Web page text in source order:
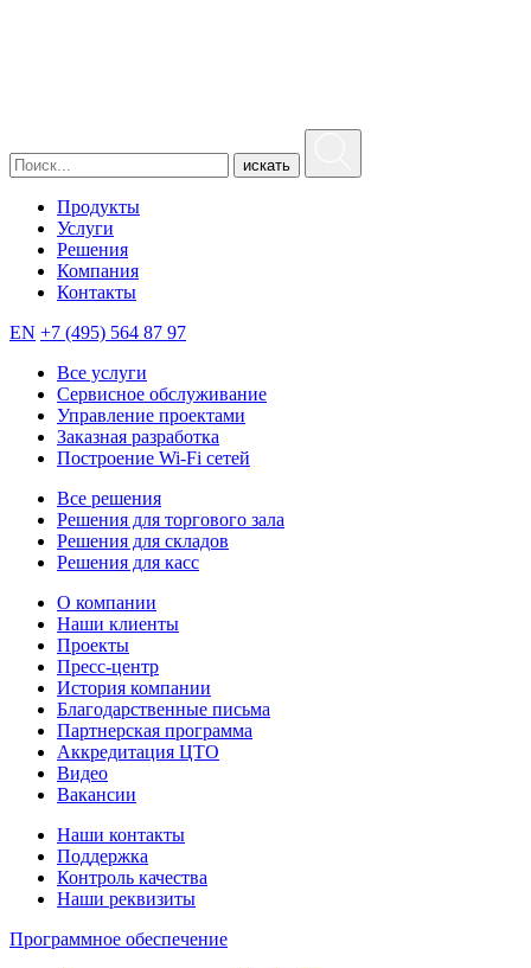
искать
Продукты
Услуги
Решения
Компания
Контакты
EN +7 (495) 564 87 97
Все услуги
Сервисное обслуживание
Управление проектами
Заказная разработка
Построение Wi-Fi сетей
Все решения
Решения для торгового зала
Решения для складов
Решения для касс
О компании
Наши клиенты
Проекты
Пресс-центр
История компании
Благодарственные письма
Партнерская программа
Аккредитация ЦТО
Видео
Вакансии
Наши контакты
Поддержка
Контроль качества
Наши реквизиты
Программное обеспечение